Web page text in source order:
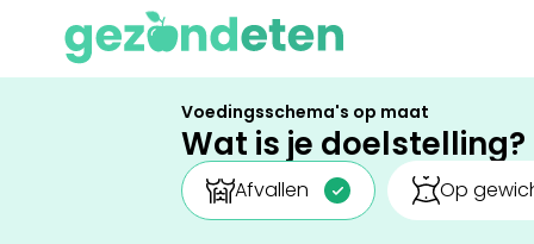
Voedingsschema's op maat
Wat is je doelstelling?
Afvallen Op